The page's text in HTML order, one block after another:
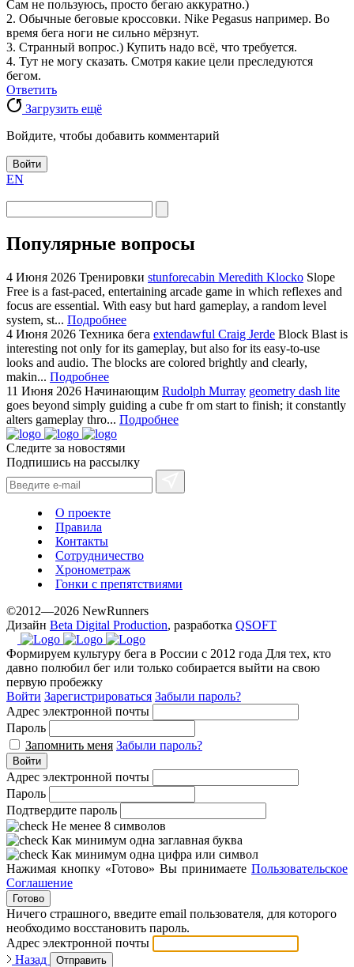
Сам не пользуюсь, просто бегаю аккуратно.)
2. Обычные беговые кроссовки. Nike Pegasus например. Во
время бега ноги не сильно мёрзнут.
3. Странный вопрос.) Купить надо всё, что требуется.
4. Тут не могу сказать. Смотря какие цели преследуются
бегом.
Ответить
Загрузить ещё
Войдите, чтобы добавить комментарий
Войти
EN
Популярные вопросы
4 Июня 2026 Тренировки stunforecabin Meredith Klocko Slope
Free is a fast-paced, entertaining arcade game in which reflexes and
focus are essential. With easy but hard gameplay, a random level
system, st... Подробнее
4 Июня 2026 Техника бега extendawful Craig Jerde Block Blast is
interesting not only for its gameplay, but also for its easy-to-use
looks and audio. The blocks are colored brightly and clearly,
makin... Подробнее
11 Июня 2026 Начинающим Rudolph Murray geometry dash lite
goes beyond simply guiding a cube fr om start to finish; it constantly
alters gameplay thro... Подробнее
Следите за новостями
Подпишись на рассылку
О проекте
Правила
Контакты
Сотрудничество
Хронометраж
Гонки с препятствиями
©2012—2026 NewRunners
Дизайн Beta Digital Production, разработка QSOFT
Формируем культуру бега в России с 2012 года Для тех, кто
давно полюбил бег или только собирается выйти на свою
первую пробежку
Войти Зарегистрироваться Забыли пароль?
Адрес электронной почты
Пароль
Запомнить меня Забыли пароль?
Войти
Адрес электронной почты
Пароль
Подтвердите пароль
Не менее 8 символов
Как минимум одна заглавная буква
Как минимум одна цифра или символ
Нажимая кнопку «Готово» Вы принимаете Пользовательское
Соглашение
Готово
Ничего страшного, введите email пользователя, для которого
необходимо восстановить пароль.
Адрес электронной почты
Назад
Отправить